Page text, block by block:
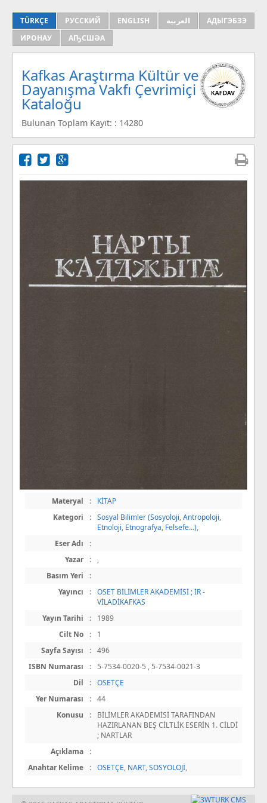
TÜRKÇE РУССКИЙ ENGLISH العربية
АДЫГЭБЗЭ
ИРОНАУ
АҦСШӘА
Kafkas Araştırma Kültür ve
Dayanışma Vakfı Çevrimiçi
Kataloğu
Bulunan Toplam Kayıt: : 14280
Materyal :
KİTAP
Kategori
: Sosyal Bilimler (Sosyoloji,Antropoloji,
Etnoloji, Etnografya, Felsefe...),
Eser Adı
:
Yazar
:
,
Basım Yeri
:
Yayıncı
: OSET BİLİMLER AKADEMİSİ ; İR -
VİLADİKAFKAS
Yayın Tarihi
:
1989
Cilt No
:
1
Sayfa Sayısı
: 496
ISBN Numarası
:
5-7534-0020-5 , 5-7534-0021-3
Dil
: OSETÇE
Yer Numarası
: 44
Konusu
:
BİLİMLER AKADEMİSİ TARAFINDAN
HAZIRLANAN BEŞ CİLTLİK ESERİN 1. CİLDİ
; NARTLAR
Açıklama
:
Anahtar Kelime
: OSETÇE, NART,SOSYOLOJİ,